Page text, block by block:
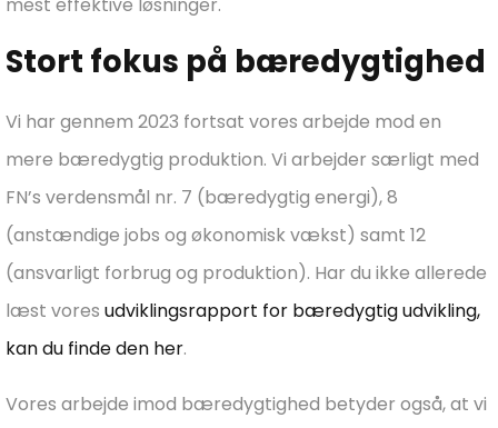
Stort fokus på bæredygtighed
Vi har gennem 2023 fortsat vores arbejde mod en
mere bæredygtig produktion. Vi arbejder særligt med
FN’s verdensmål nr. 7 (bæredygtig energi), 8
(anstændige jobs og økonomisk vækst) samt 12
(ansvarligt forbrug og produktion). Har du ikke allerede
læst vores udviklingsrapport for bæredygtig udvikling,
kan du finde den her.
Vores arbejde imod bæredygtighed betyder også, at vi